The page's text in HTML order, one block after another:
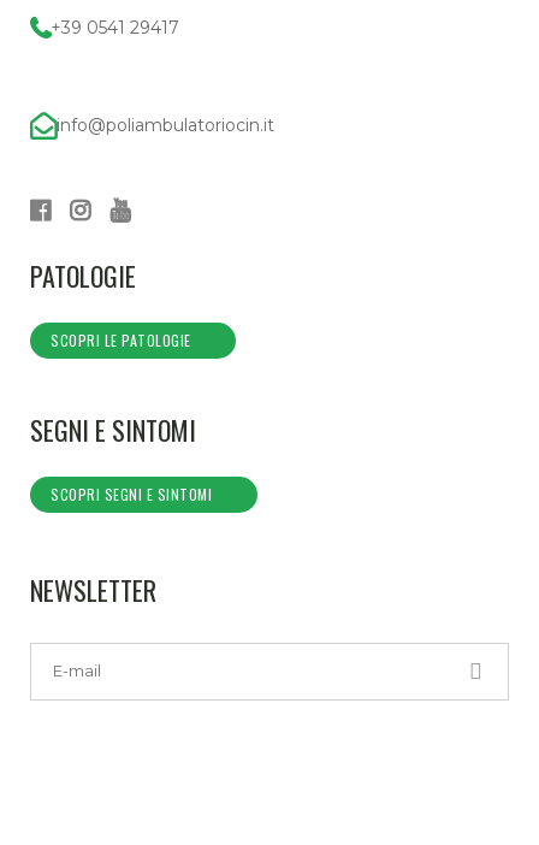
+39 0541 29417
info@poliambulatoriocin.it
PATOLOGIE
SCOPRI LE PATOLOGIE
SEGNI E SINTOMI
SCOPRI SEGNI E SINTOMI
NEWSLETTER